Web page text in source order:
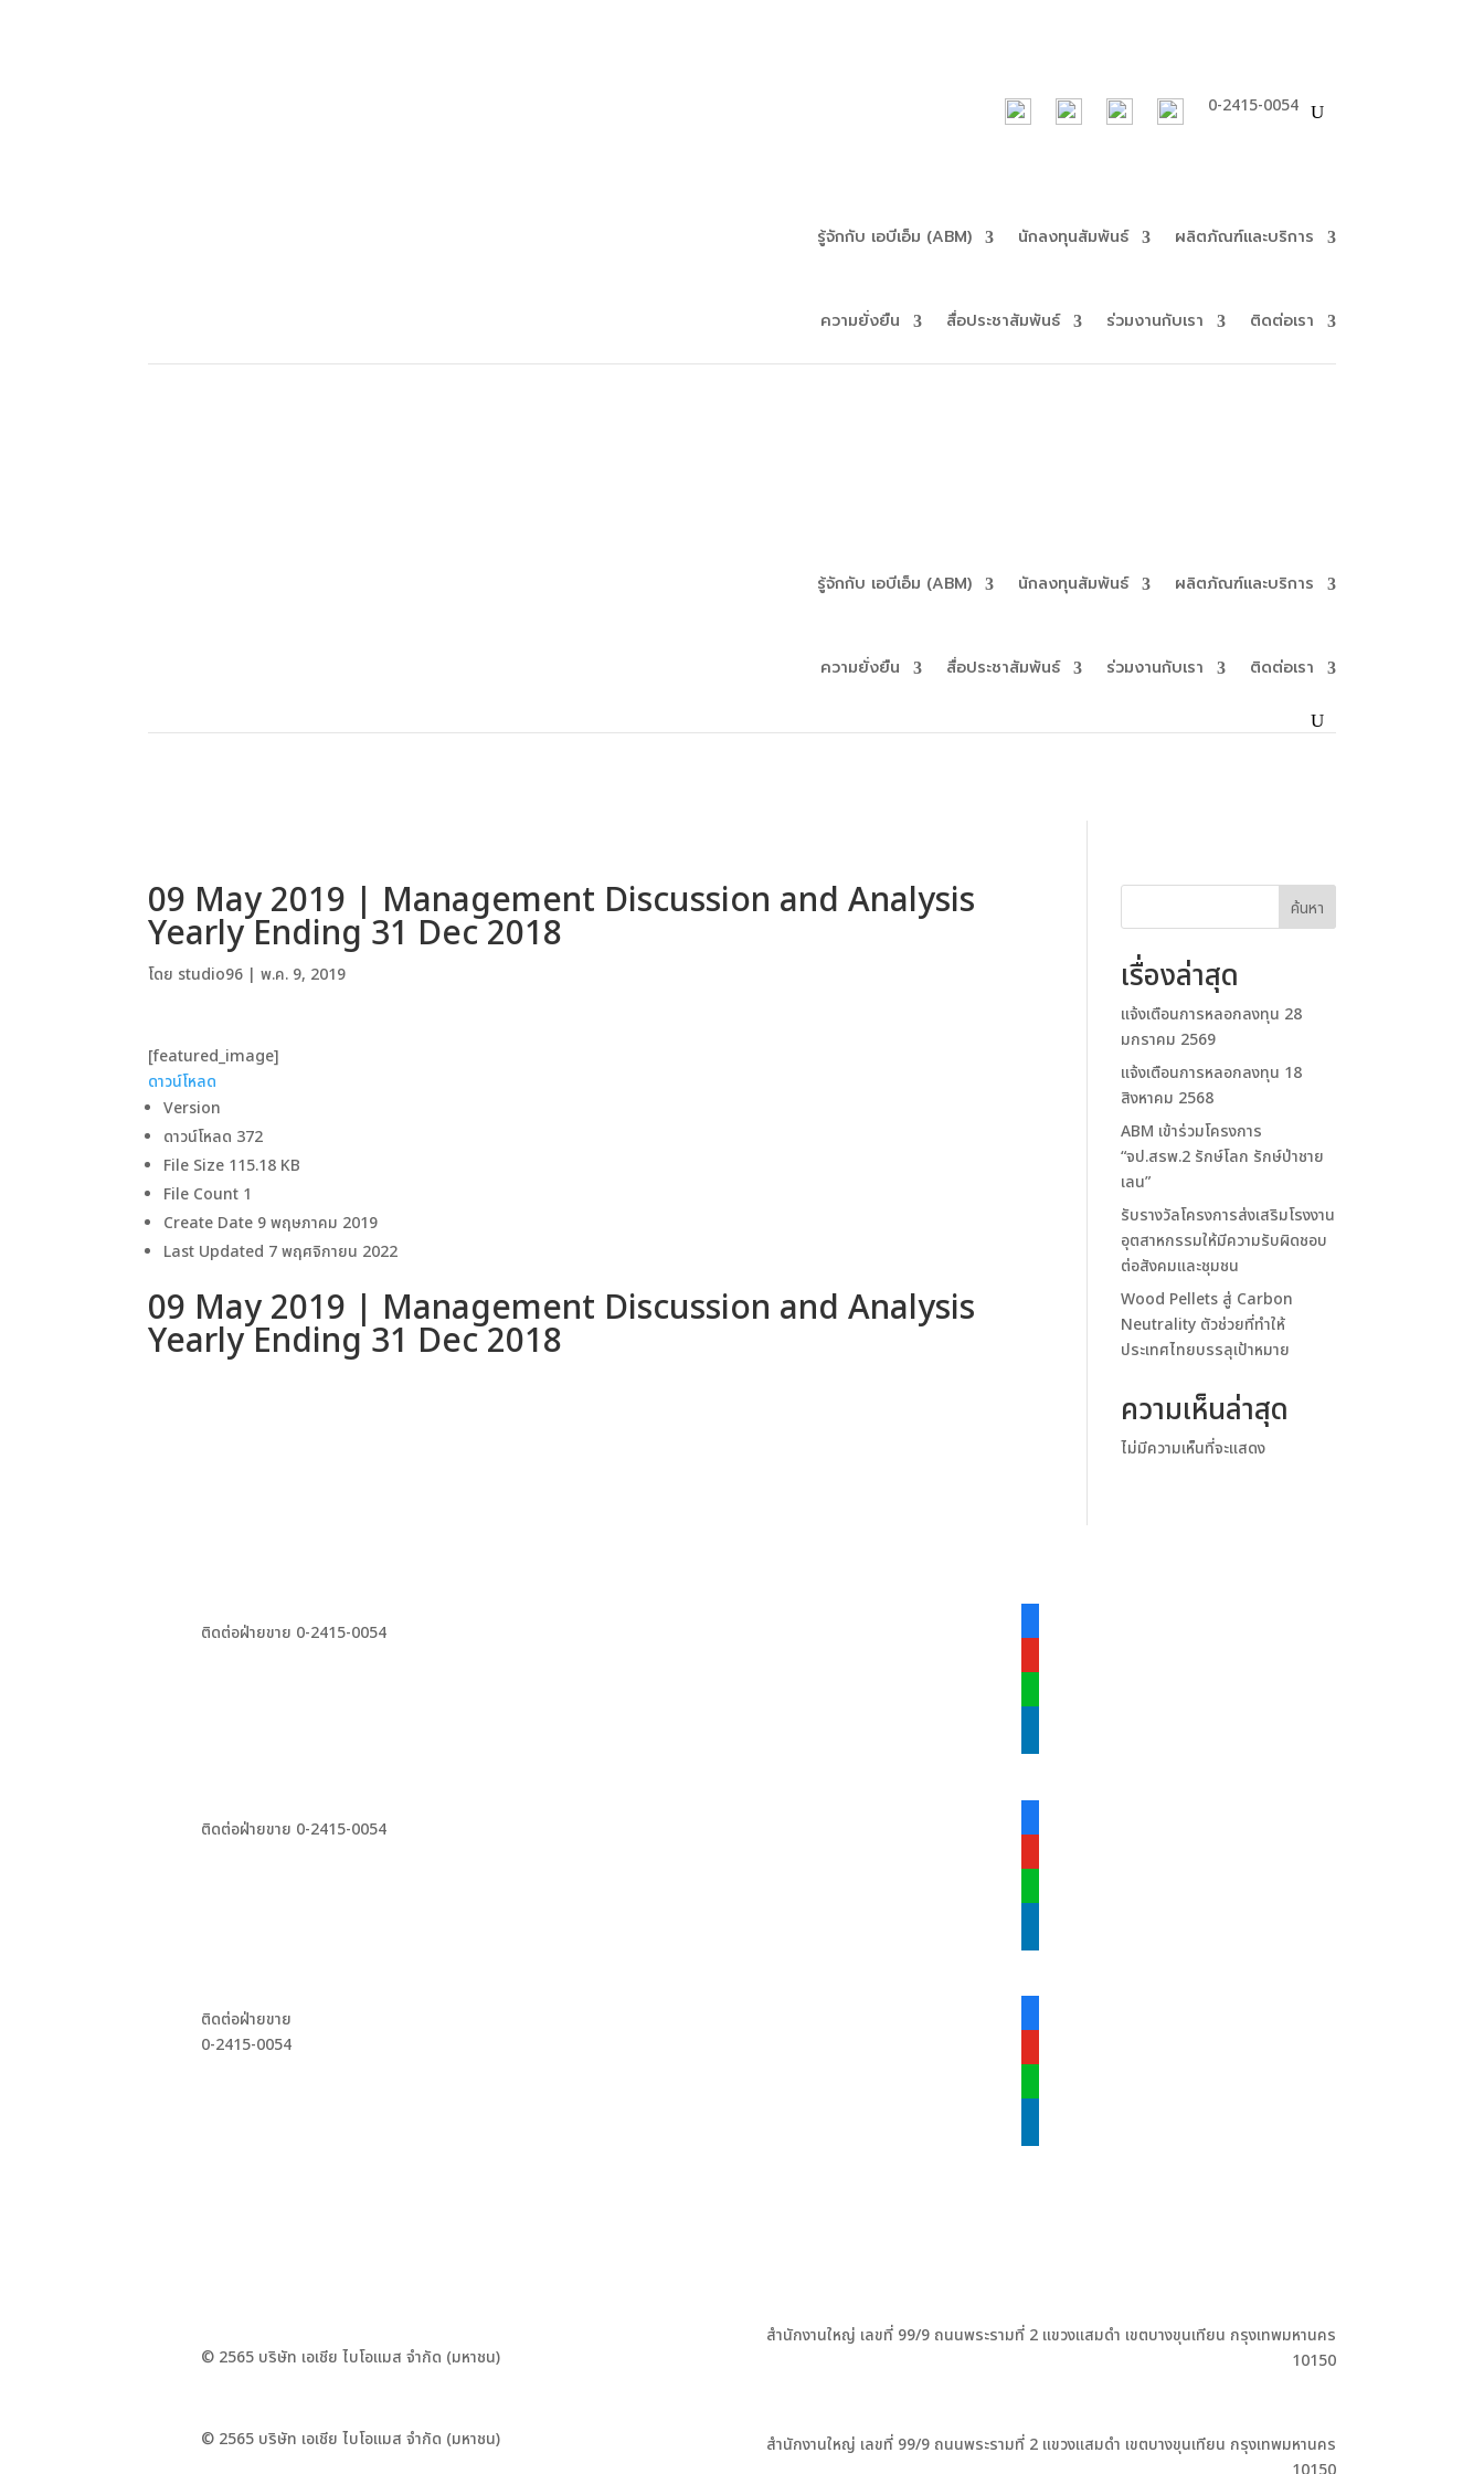
0-2415-0054
รู้จักกับ เอบีเอ็ม (ABM) นักลงทุนสัมพันธ์ ผลิตภัณฑ์และบริการ
ความยั่งยืน สื่อประชาสัมพันธ์ ร่วมงานกับเรา ติดต่อเรา
รู้จักกับ เอบีเอ็ม (ABM) นักลงทุนสัมพันธ์ ผลิตภัณฑ์และบริการ
ความยั่งยืน สื่อประชาสัมพันธ์ ร่วมงานกับเรา ติดต่อเรา
09 May 2019 | Management Discussion and Analysis
Yearly Ending 31 Dec 2018
โดย studio96 |พ.ค. 9, 2019
[featured_image]
ดาวน์โหลด
Version
ดาวน์โหลด 372
File Size 115.18 KB
File Count 1
Create Date 9 พฤษภาคม 2019
Last Updated 7 พฤศจิกายน 2022
09 May 2019 | Management Discussion and Analysis
Yearly Ending 31 Dec 2018
ค้นหา
เรื่องล่าสุด
แจ้งเตือนการหลอกลงทุน 28
มกราคม 2569
แจ้งเตือนการหลอกลงทุน 18
สิงหาคม 2568
ABM เข้าร่วมโครงการ
“จป.สรพ.2 รักษ์โลก รักษ์ป่าชาย
เลน”
รับรางวัลโครงการส่งเสริมโรงงาน
อุตสาหกรรมให้มีความรับผิดชอบ
ต่อสังคมและชุมชน
Wood Pellets สู่ Carbon
Neutrality ตัวช่วยที่ทำให้
ประเทศไทยบรรลุเป้าหมาย
ความเห็นล่าสุด
ไม่มีความเห็นที่จะแสดง
ติดต่อฝ่ายขาย 0-2415-0054
ติดต่อฝ่ายขาย 0-2415-0054
ติดต่อฝ่ายขาย
0-2415-0054
© 2565 บริษัท เอเชีย ไบโอแมส จำกัด (มหาชน)
สำนักงานใหญ่ เลขที่ 99/9 ถนนพระรามที่ 2 แขวงแสมดำ เขตบางขุนเทียน กรุงเทพมหานคร
10150
© 2565 บริษัท เอเชีย ไบโอแมส จำกัด (มหาชน)
สำนักงานใหญ่ เลขที่ 99/9 ถนนพระรามที่ 2 แขวงแสมดำ เขตบางขุนเทียน กรุงเทพมหานคร